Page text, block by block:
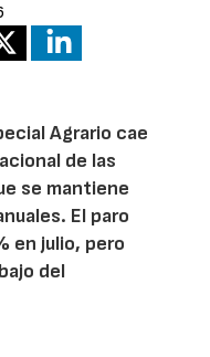
Agrario cae
de las
se mantiene
El paro
en julio, pero
del